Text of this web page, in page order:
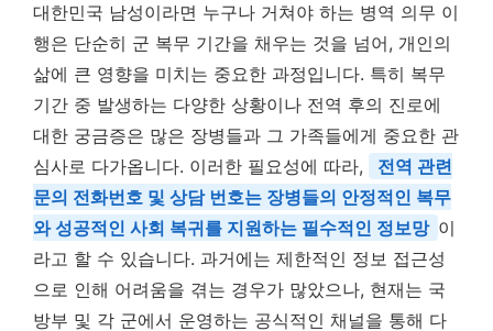
대한민국 남성이라면 누구나 거쳐야 하는 병역 의무 이
행은 단순히 군 복무 기간을 채우는 것을 넘어, 개인의
삶에 큰 영향을 미치는 중요한 과정입니다. 특히 복무
기간 중 발생하는 다양한 상황이나 전역 후의 진로에
대한 궁금증은 많은 장병들과 그 가족들에게 중요한 관
심사로 다가옵니다. 이러한 필요성에 따라,
전역 관련
문의 전화번호 및 상담 번호는 장병들의 안정적인 복무
와 성공적인 사회 복귀를 지원하는 필수적인 정보망 이
라고 할 수 있습니다. 과거에는 제한적인 정보 접근성
으로 인해 어려움을 겪는 경우가 많았으나, 현재는 국
방부 및 각 군에서 운영하는 공식적인 채널을 통해 다